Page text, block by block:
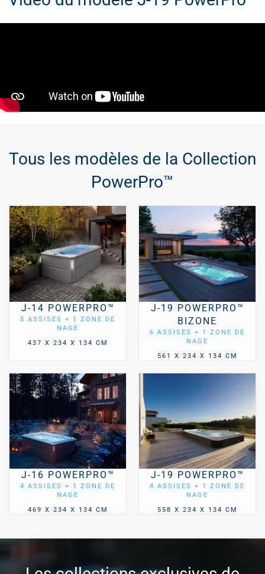
Tous les modèles de la Collection
PowerPro™
J-14 POWERPRO™
5 ASSISES + 1 ZONE DE
NAGE
437 X 234 X 134 CM
J-19 POWERPRO™
BIZONE
6 ASSISES + 1 ZONE DE
NAGE
561 X 234 X 134 CM
J-16 POWERPRO™
4 ASSISES + 1 ZONE DE
NAGE
469 X 234 X 134 CM
J-19 POWERPRO™
4 ASSISES + 1 ZONE DE
NAGE
558 X 234 X 134 CM